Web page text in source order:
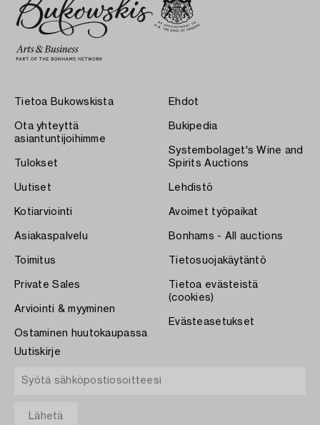
Tietoa Bukowskista
Ota yhteyttä
asiantuntijoihimme
Tulokset
Uutiset
Kotiarviointi
Asiakaspalvelu
Toimitus
Private Sales
Arviointi & myyminen
Ostaminen huutokaupassa
Ehdot
Bukipedia
Systembolaget's Wine and
Spirits Auctions
Lehdistö
Avoimet työpaikat
Bonhams - All auctions
Tietosuojakäytäntö
Tietoa evästeistä
(cookies)
Evästeasetukset
Uutiskirje